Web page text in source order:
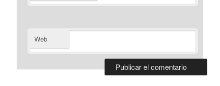
Web